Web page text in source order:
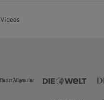
Videos